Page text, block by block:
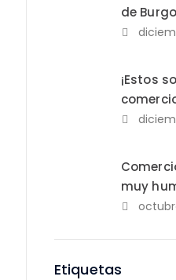
de
¡Estos
muy
Etiquetas